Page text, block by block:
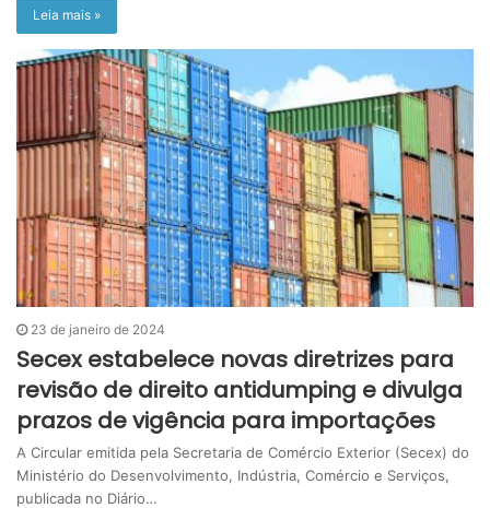
Leia mais »
23 de janeiro de 2024
Secex estabelece novas diretrizes para
revisão de direito antidumping e divulga
prazos de vigência para importações
A Circular emitida pela Secretaria de Comércio Exterior (Secex) do
Ministério do Desenvolvimento, Indústria, Comércio e Serviços,
publicada no Diário…